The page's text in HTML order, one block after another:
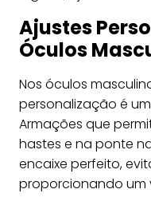
Ajustes
Óculos
Nos óculos
personalização é
Armações que
hastes e na ponte
encaixe perfeito,
proporcionando um